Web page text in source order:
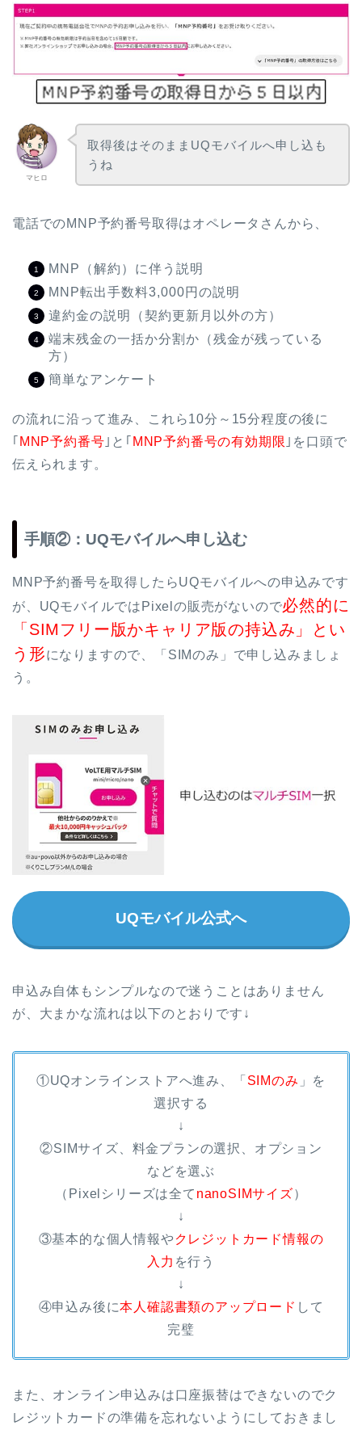
マヒロ
取得後はそのままUQモバイルへ申し込も
うね
電話でのMNP予約番号取得はオペレータさんから、
MNP（解約）に伴う説明
MNP転出手数料3,000円の説明
違約金の説明（契約更新月以外の方）
端末残金の一括か分割か（残金が残っている
方）
簡単なアンケート
の流れに沿って進み、これら10分～15分程度の後に
｢ MNP予約番号 ｣と｢ MNP予約番号の有効期限 ｣を口頭で
伝えられます。
手順②：UQモバイルへ申し込む
MNP予約番号を取得したらUQモバイルへの申込みです
が、UQモバイルではPixelの販売がないので必然的に
「SIMフリー版かキャリア版の持込み」とい
う形になりますので、「SIMのみ」で申し込みましょ
う。
UQモバイル公式へ
申込み自体もシンプルなので迷うことはありません
が、大まかな流れは以下のとおりです↓
①UQオンラインストアへ進み、「 SIMのみ 」を
選択する
↓
②SIMサイズ、料金プランの選択、オプション
などを選ぶ
（Pixelシリーズは全て nanoSIMサイズ）
↓
③基本的な個人情報やクレジットカード情報の
入力 を行う
↓
④申込み後に本人確認書類のアップロード して
完璧
また、オンライン申込みは口座振替はできないのでク
レジットカードの準備を忘れないようにしておきまし